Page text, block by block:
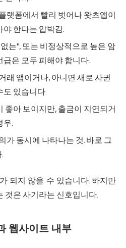
랫폼에서 빨리 벗어나 왓츠앱이
야 한다는 압박감.
는", 또는 비정상적으로 높은 암
은 모두 피해야 합니다.
래 앱이거나, 아니면 새로 사귄
도 있습니다.
좋아 보이지만, 출금이 지연되거
우.
가 동시에 나타나는 것. 바로 그
되지 않을 수 있습니다. 하지만
것은 사기라는 신호입니다.
웹사이트 내부